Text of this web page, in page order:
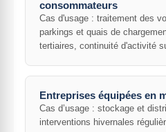
consommateurs
Cas d'usage : traitement des
parkings et quais de
tertiaires, continuité d'activité
Entreprises équipées en
Cas d’usage : stockage et
interventions hivernales